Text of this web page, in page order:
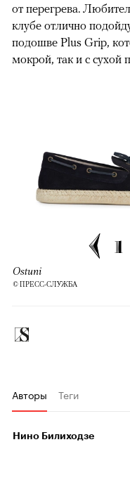
от перегрева.
клубе отлично
подошве Plus Grip,
мокрой, так и с сухой
1
Ostuni
© ПРЕСС-СЛУЖБА
Авторы Теги
Нино Билиходзе